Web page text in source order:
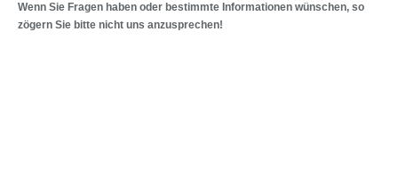
Wenn Sie Fragen haben oder bestimmte Informationen wünschen, so
zögern Sie bitte nicht uns anzusprechen!